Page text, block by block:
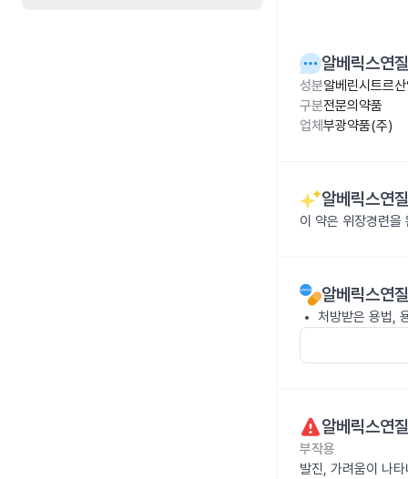
알베릭스연
성분알베린시트르
구분전문의약품
업체 부광약품(주)
알베릭스연
이 약은 위장경련을
알베릭스연
처방받은 용법,
알베릭스연
부작용
발진, 가려움이 나